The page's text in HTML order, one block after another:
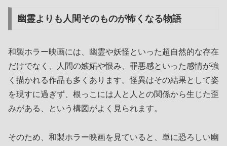
幽霊よりも人間そのものが怖くなる物語
和製ホラー映画には、幽霊や妖怪といった超自然的な存在
だけでなく、人間の嫉妬や恨み、罪悪感といった感情が強
く描かれる作品も多くあります。怪異はその結果として姿
を現すに過ぎず、根っこには人と人との関係から生じた歪
みがある、という構図がよく見られます。
そのため、和製ホラー映画を見ていると、単に恐ろしい幽